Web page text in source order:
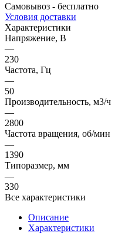
Самовывоз - бесплатно
Условия доставки
Характеристики
Напряжение, В
—
230
Частота, Гц
—
50
Производительность, м3/ч
—
2800
Частота вращения, об/мин
—
1390
Типоразмер, мм
—
330
Все характеристики
Описание
Характеристики